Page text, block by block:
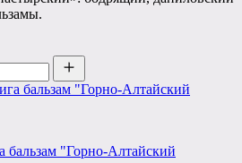
бальзам "Горно-Алтайский